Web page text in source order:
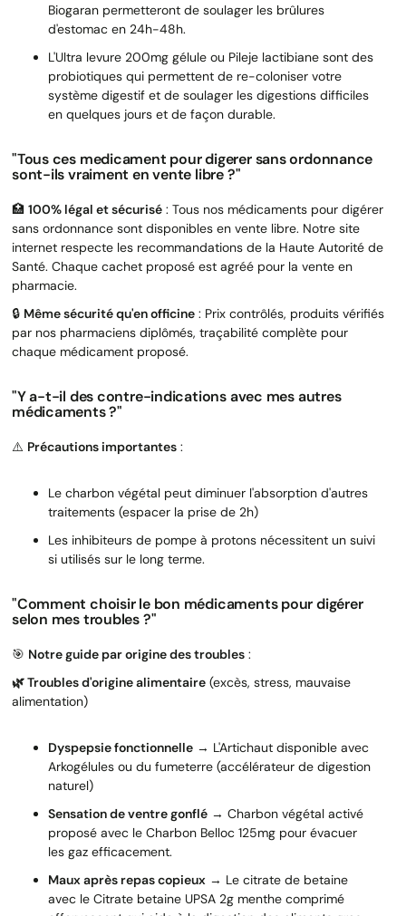
Biogaran permetteront de soulager les brûlures
d'estomac en 24h-48h.
L'Ultra levure 200mg gélule ou Pileje lactibiane sont des
probiotiques qui permettent de re-coloniser votre
système digestif et de soulager les digestions difficiles
en quelques jours et de façon durable.
"Tous ces medicament pour digerer sans ordonnance
sont-ils vraiment en vente libre ?"
🏥 100% légal et sécurisé : Tous nos médicaments pour digérer
sans ordonnance sont disponibles en vente libre. Notre site
internet respecte les recommandations de la Haute Autorité de
Santé. Chaque cachet proposé est agréé pour la vente en
pharmacie.
🔒 Même sécurité qu'en officine : Prix contrôlés, produits vérifiés
par nos pharmaciens diplômés, traçabilité complète pour
chaque médicament proposé.
"Y a-t-il des contre-indications avec mes autres
médicaments ?"
⚠️ Précautions importantes :
Le charbon végétal peut diminuer l'absorption d'autres
traitements (espacer la prise de 2h)
Les inhibiteurs de pompe à protons nécessitent un suivi
si utilisés sur le long terme.
"Comment choisir le bon médicaments pour digérer
selon mes troubles ?"
🎯 Notre guide par origine des troubles :
🌿 Troubles d'origine alimentaire (excès, stress, mauvaise
alimentation)
Dyspepsie fonctionnelle → L'Artichaut disponible avec
Arkogélules ou du fumeterre (accélérateur de digestion
naturel)
Sensation de ventre gonflé → Charbon végétal activé
proposé avec le Charbon Belloc 125mg pour évacuer
les gaz efficacement.
Maux après repas copieux → Le citrate de betaine
avec le Citrate betaine UPSA 2g menthe comprimé